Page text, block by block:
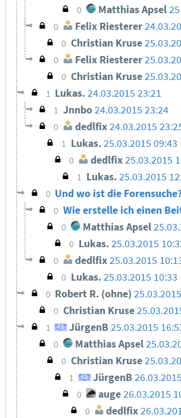
0 Matthias Apsel
0 Felix Riesterer
0 Christian Kruse
0 Felix Riesterer
0 Christian Kruse
1 Lukas.24.03.2015 23:21
1 Jnnbo24.03.2015 23:24
0 dedlfix 24.03.2015
1 Lukas.25.03.2015 09:43
0 dedlfix25.03.2015
1 Lukas.25.03.2015
0 Und wo ist die
0 Wie erstelle ich einen
0 Matthias Apsel
0 Lukas.25.03.2015
0 dedlfix 25.03.2015
0 Lukas.25.03.2015 10:33
0 Robert R. (ohne)
0 Christian Kruse
1 JürgenB 25.03.2015
0 Matthias Apsel
0 Christian Kruse
1 JürgenB
0 auge26.03.2015
0 dedlfix